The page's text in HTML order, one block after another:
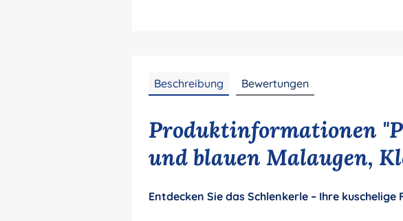
Beschreibung Bewertungen
Produktinformationen
und blauen Malaugen,
Entdecken Sie das Schlenkerle – Ihre kuschelige